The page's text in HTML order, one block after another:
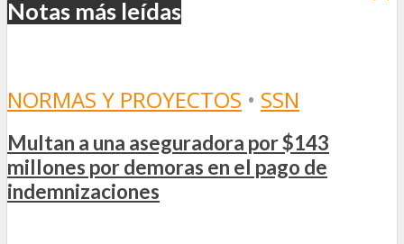
Notas más leídas
NORMAS Y PROYECTOS • SSN
Multan a una aseguradora por $143
millones por demoras en el pago de
indemnizaciones